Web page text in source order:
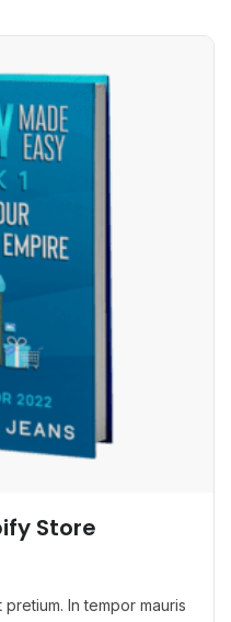
Store
In tempor mauris